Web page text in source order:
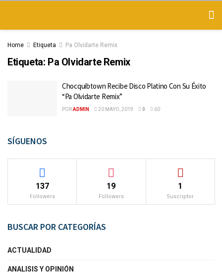
Home Etiqueta Pa Olvidarte Remix
Etiqueta: Pa Olvidarte Remix
Chocquibtown Recibe Disco Platino Con Su Éxito
“Pa Olvidarte Remix”
PORADMIN 20 MAYO, 2019 0 60
SÍGUENOS
137
Followers
19
Followers
1
Suscriptor
BUSCAR POR CATEGORÍAS
ACTUALIDAD
ANALISIS Y OPINIÓN